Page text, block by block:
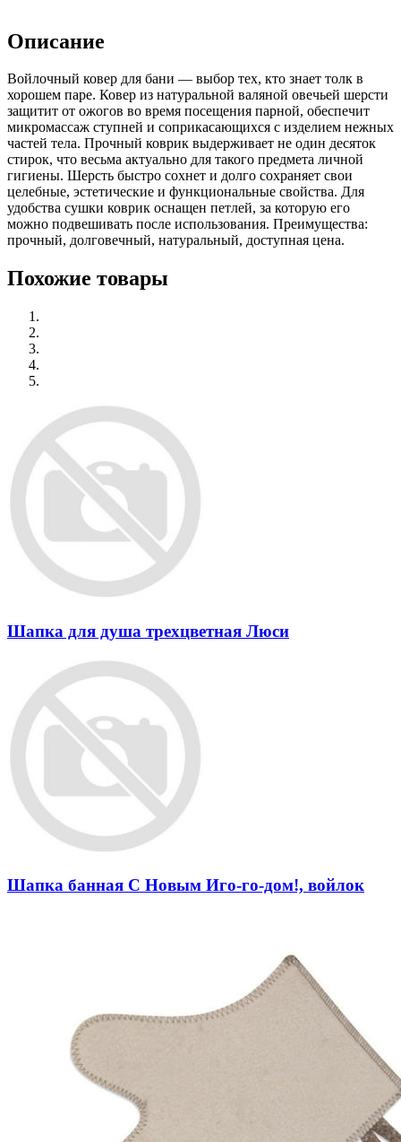
Описание
Войлочный ковер для бани — выбор тех, кто знает толк в
хорошем паре. Ковер из натуральной валяной овечьей шерсти
защитит от ожогов во время посещения парной, обеспечит
микромассаж ступней и соприкасающихся с изделием нежных
частей тела. Прочный коврик выдерживает не один десяток
стирок, что весьма актуально для такого предмета личной
гигиены. Шерсть быстро сохнет и долго сохраняет свои
целебные, эстетические и функциональные свойства. Для
удобства сушки коврик оснащен петлей, за которую его
можно подвешивать после использования. Преимущества:
прочный, долговечный, натуральный, доступная цена.
Похожие товары
Шапка для душа трехцветная Люси
Шапка банная С Новым Иго-го-дом!, войлок